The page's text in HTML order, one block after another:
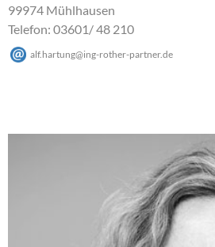
99974 Mühlhausen
Telefon: 03601/ 48 210
alf.hartung@ing-rother-partner.de